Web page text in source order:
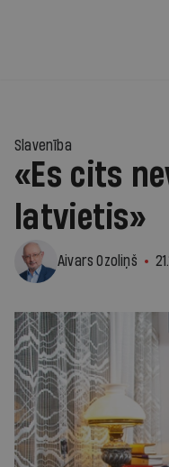
Slavenība
«Es cits
latvietis»
Aivars Ozoliņš